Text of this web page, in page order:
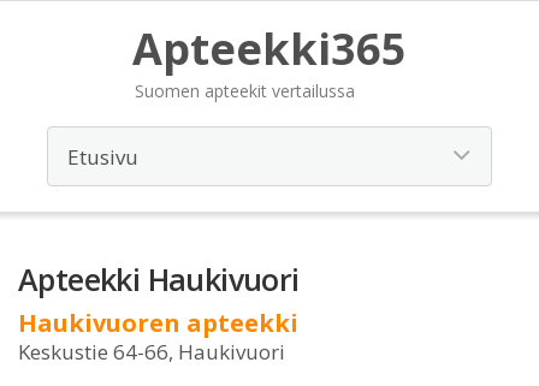
Apteekki365
Suomen apteekit vertailussa
Apteekki Haukivuori
Haukivuoren apteekki
Keskustie 64-66, Haukivuori